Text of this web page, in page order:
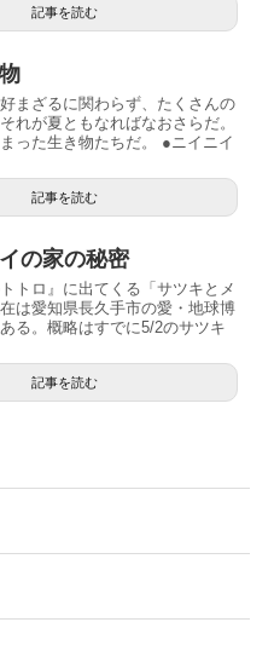
記事を読む
まざるに関わらず、たくさんの
れが夏ともなればなおさらだ。
った生き物たちだ。 ●ニイニイ
記事を読む
の家の秘密
トロ』に出てくる「サツキとメ
は愛知県長久手市の愛・地球博
る。概略はすでに5/2のサツキ
記事を読む